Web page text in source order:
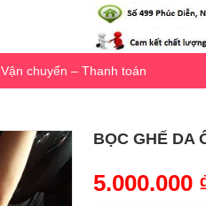
Vận chuyển – Thanh toán
BỌC GHẾ DA
5.000.000